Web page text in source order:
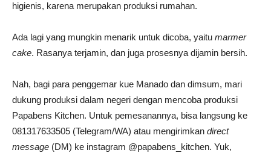
higienis, karena merupakan produksi rumahan.
Ada lagi yang mungkin menarik untuk dicoba, yaitu marmer
cake. Rasanya terjamin, dan juga prosesnya dijamin bersih.
Nah, bagi para penggemar kue Manado dan dimsum, mari
dukung produksi dalam negeri dengan mencoba produksi
Papabens Kitchen. Untuk pemesanannya, bisa langsung ke
081317633505 (Telegram/WA) atau mengirimkan direct
message (DM) ke instagram @papabens_kitchen. Yuk,